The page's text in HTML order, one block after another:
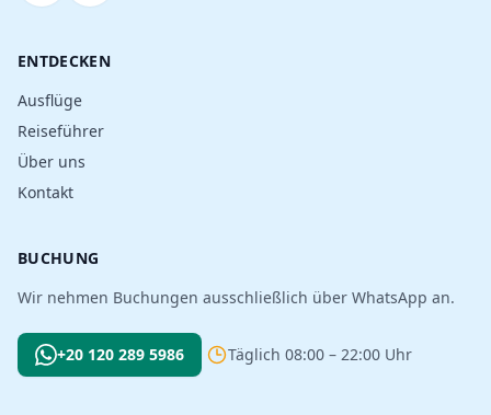
ENTDECKEN
Ausflüge
Reiseführer
Über uns
Kontakt
BUCHUNG
Wir nehmen Buchungen ausschließlich über WhatsApp an.
+20 120 289 5986 Täglich 08:00 – 22:00 Uhr